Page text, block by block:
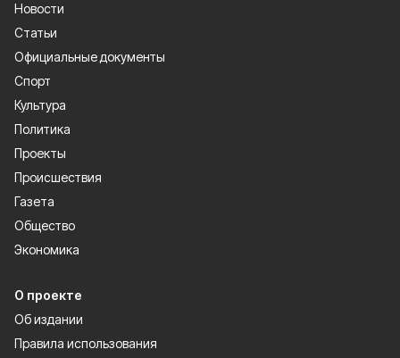
Новости
Статьи
Официальные документы
Спорт
Культура
Политика
Проекты
Происшествия
Газета
Общество
Экономика
О проекте
Об издании
Правила использования